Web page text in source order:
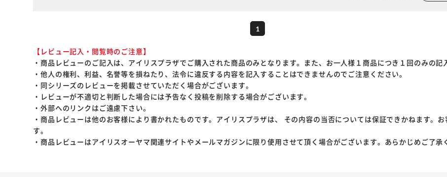
1
【レビュー記入・閲覧時のご注意】
・商品レビューのご記入は、アイリスプラザでご購入された商品のみとなります。また、お一人様１商品につき１回のみの記
・他人の権利、利益、名誉等を損ねたり、法令に違反する内容を記入することはできませんのでご注意ください。
・同シリーズのレビューを掲載させていただく場合がございます。
・レビューが不適切と判断した場合には予告なく投稿を削除する場合がございます。
・外部へのリンクはご遠慮下さい。
・商品レビューは他のお客様により書かれたものです。アイリスプラザは、 その内容の当否については保証できかねます。
す。
・商品レビューはアイリスオーヤマ関連サイトやメールマガジンに限り使用させて頂く場合がございます。あらかじめご了承